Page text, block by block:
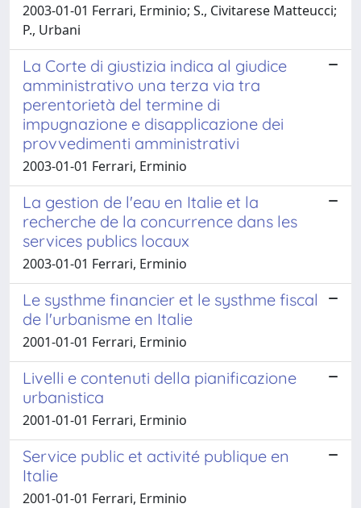
2003-01-01 Ferrari, Erminio; S., Civitarese Matteucci;
P., Urbani
La Corte di giustizia indica al giudice
amministrativo una terza via tra
perentorietà del termine di
impugnazione e disapplicazione dei
provvedimenti amministrativi
2003-01-01 Ferrari, Erminio
La gestion de l'eau en Italie et la
recherche de la concurrence dans les
services publics locaux
2003-01-01 Ferrari, Erminio
Le systhme financier et le systhme fiscal
de l'urbanisme en Italie
2001-01-01 Ferrari, Erminio
Livelli e contenuti della pianificazione
urbanistica
2001-01-01 Ferrari, Erminio
Service public et activité publique en
Italie
2001-01-01 Ferrari, Erminio